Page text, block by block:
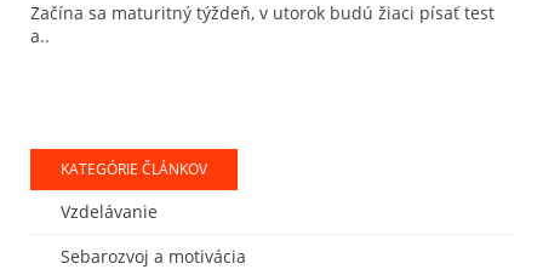
Začína sa maturitný týždeň, v utorok budú žiaci písať test
a..
KATEGÓRIE ČLÁNKOV
Vzdelávanie
Sebarozvoj a motivácia